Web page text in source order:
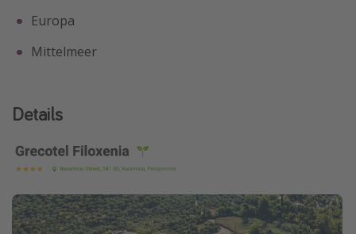
Europa
Mittelmeer
Details